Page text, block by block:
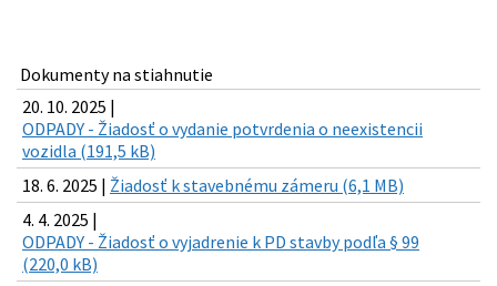
Dokumenty na stiahnutie
20. 10. 2025 |
ODPADY - Žiadosť o vydanie potvrdenia o neexistencii
vozidla (191,5 kB)
18. 6. 2025 | Žiadosť k stavebnému zámeru (6,1 MB)
4. 4. 2025 |
ODPADY - Žiadosť o vyjadrenie k PD stavby podľa § 99
(220,0 kB)